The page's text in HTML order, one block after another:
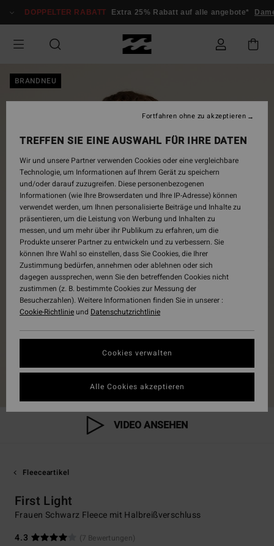
zur
springen
DOPPELTER RABATT Extra 25% Rabatt auf alle angebote*
BRANDNEU
VIDEO ANSEHEN
Fleeceartikel
First Light
Frauen Schwarz Fleece mit Halbreißverschluss
4.3
(7 Bewertungen)
TREFFEN SIE EINE AUSWAHL FÜR IHRE DATEN
Wir und unsere Partner verwenden Cookies oder eine vergleichbare
Technologie, um Informationen auf Ihrem Gerät zu speichern
und/oder darauf zuzugreifen. Diese personenbezogenen
Informationen (wie Ihre Browserdaten und Ihre IP-Adresse) können
verwendet werden, um Ihnen personalisierte Beiträge und Inhalte zu
präsentieren, um die Leistung von Werbung und Inhalten zu
messen, und um mehr über ihr Publikum zu erfahren, um die
Produkte unserer Partner zu entwickeln und zu verbessern. Sie
können Ihre Wahl so einstellen, dass Sie Cookies, die Ihrer
Zustimmung bedürfen, annehmen oder ablehnen oder sich
dagegen aussprechen, wenn Sie den betreffenden Cookies nicht
zustimmen (z. B. bestimmte Cookies zur Messung der
Besucherzahlen). Weitere Informationen finden Sie in unserer :
Cookie-Richtlinieund Datenschutzrichtlinie
Cookies verwalten
Fortfahren ohne zu akzeptieren
Alle Cookies akzeptieren